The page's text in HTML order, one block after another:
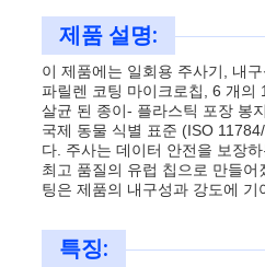
제품 설명:
이 제품에는 일회용 주사기, 내
파릴렌 코팅 마이크로칩, 6 개의
살균 된 종이- 플라스틱 포장 봉
국제 동물 식별 표준 (ISO
다. 주사는 데이터 안전을 보장
최고 품질의 유럽 칩으로 만들
팅은 제품의 내구성과 강도에 기
특징: